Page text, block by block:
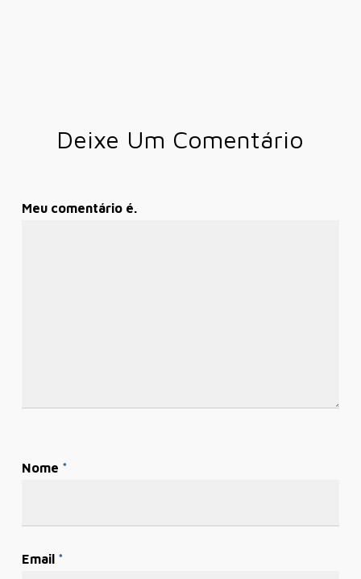
Deixe Um Comentário
Meu comentário é.
Nome *
Email *